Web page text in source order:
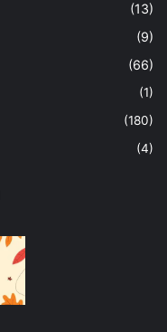
(13)
(9)
(66)
(1)
(180)
(4)